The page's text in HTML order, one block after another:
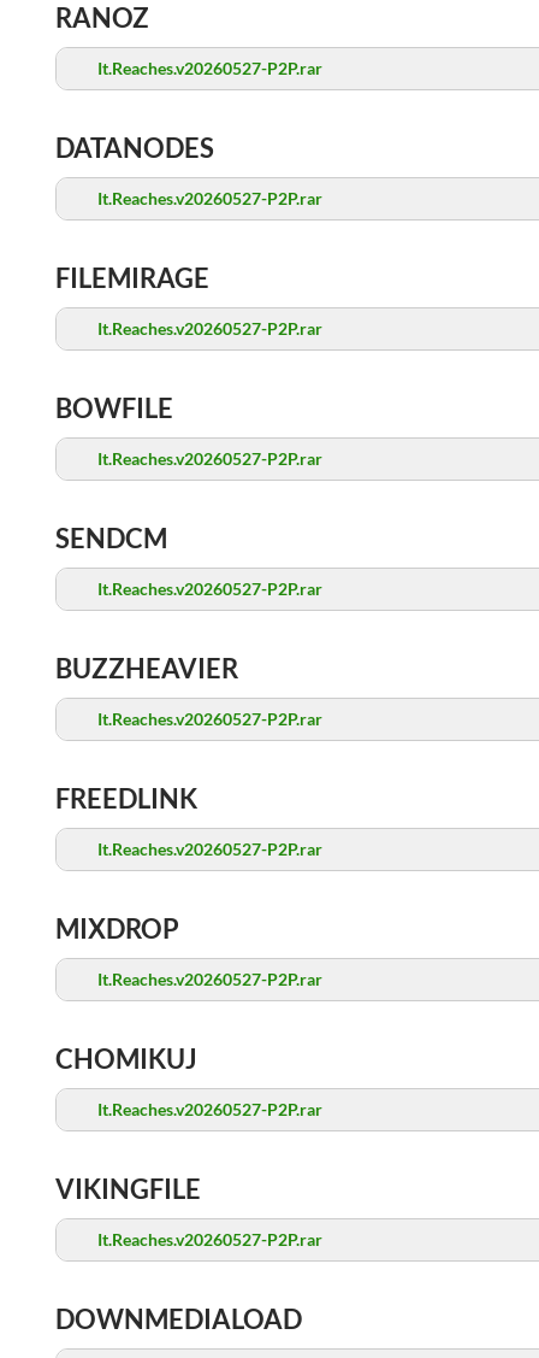
RANOZ
It.Reaches.v20260527-P2P.rar
DATANODES
It.Reaches.v20260527-P2P.rar
FILEMIRAGE
It.Reaches.v20260527-P2P.rar
BOWFILE
It.Reaches.v20260527-P2P.rar
SENDCM
It.Reaches.v20260527-P2P.rar
BUZZHEAVIER
It.Reaches.v20260527-P2P.rar
FREEDLINK
It.Reaches.v20260527-P2P.rar
MIXDROP
It.Reaches.v20260527-P2P.rar
CHOMIKUJ
It.Reaches.v20260527-P2P.rar
VIKINGFILE
It.Reaches.v20260527-P2P.rar
DOWNMEDIALOAD